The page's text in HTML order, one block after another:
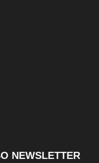
NEWSLETTER